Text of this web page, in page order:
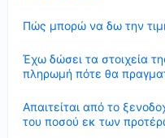
Πώς μπορώ να δω την
Έχω δώσει τα στοιχεία
πληρωμή πότε θα
Απαιτείται από το
του ποσού εκ των